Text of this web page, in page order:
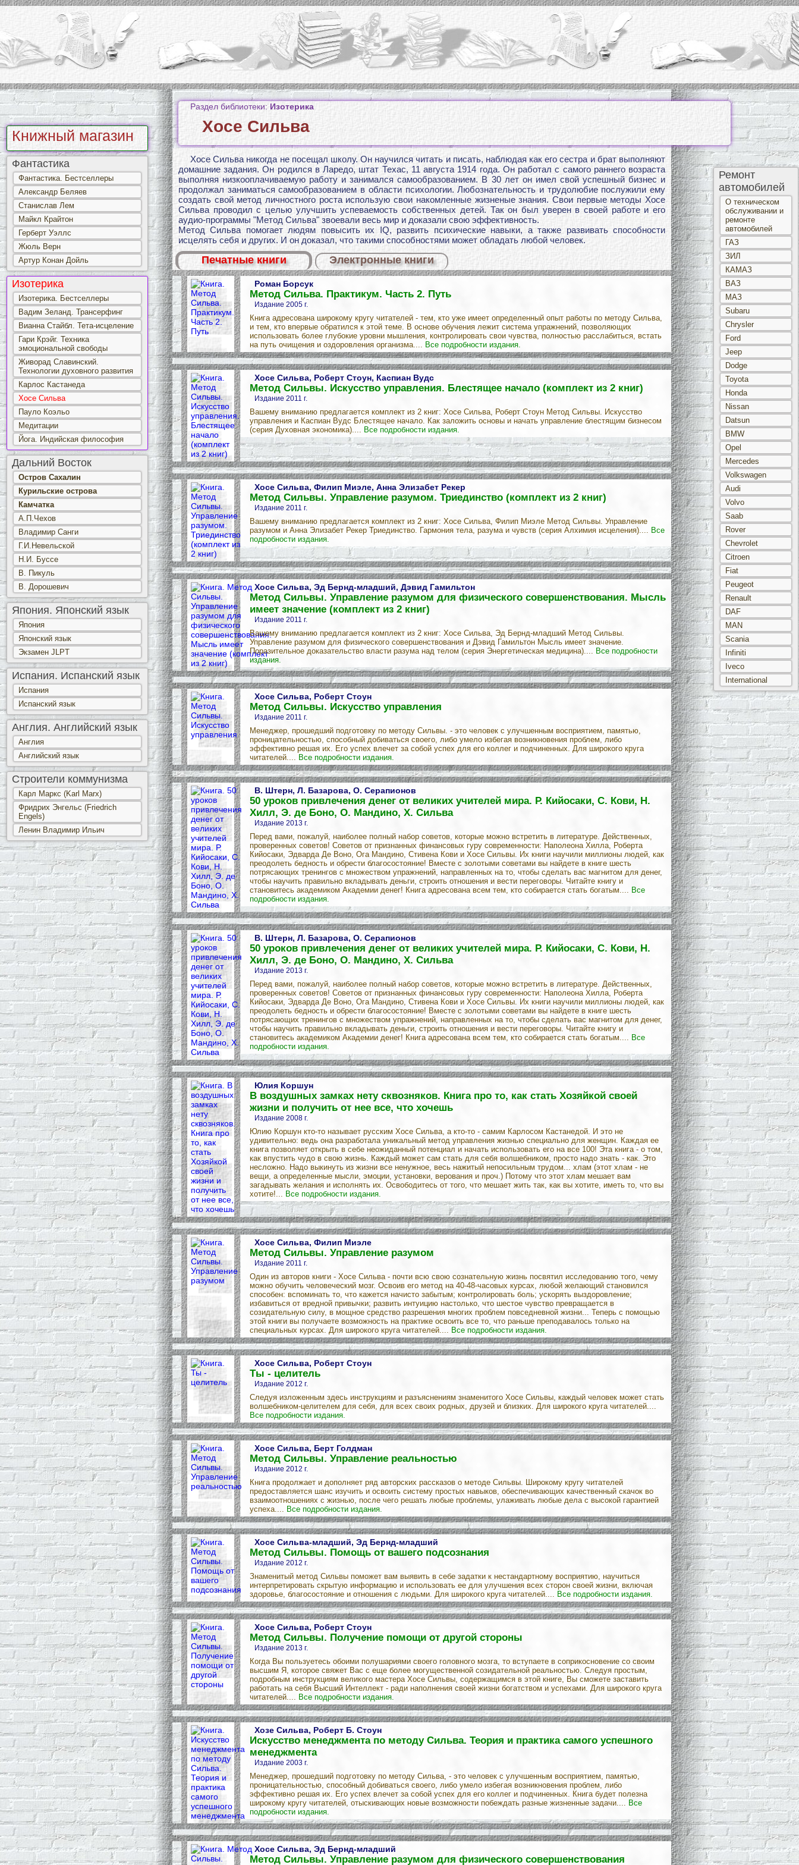
Книжный магазин
Фантастика
Фантастика. Бестселлеры
Александр Беляев
Станислав Лем
Майкл Крайтон
Герберт Уэллс
Жюль Верн
Артур Конан Дойль
Изотерика
Изотерика. Бестселлеры
Вадим Зеланд. Трансерфинг
Вианна Стайбл. Тета-исцеление
Гари Крэйг. Техника
эмоциональной свободы
Живорад Славинский.
Технологии духовного развития
Карлос Кастанеда
Хосе Сильва
Пауло Коэльо
Медитации
Йога. Индийская философия
Дальний Восток
Остров Сахалин
Курильские острова
Камчатка
А.П.Чехов
Владимир Санги
Г.И.Невельской
Н.И. Буссе
В. Пикуль
В. Дорошевич
Япония. Японский язык
Япония
Японский язык
Экзамен JLPT
Испания. Испанский язык
Испания
Испанский язык
Англия. Английский язык
Англия
Английский язык
Строители коммунизма
Карл Маркс (Karl Marx)
Фридрих Энгельс (Friedrich
Engels)
Ленин Владимир Ильич
Ремонт
автомобилей
О техническом
обслуживании и
ремонте
автомобилей
ГАЗ
ЗИЛ
КАМАЗ
ВАЗ
МАЗ
Subaru
Chrysler
Ford
Jeep
Dodge
Toyota
Honda
Nissan
Datsun
BMW
Opel
Mercedes
Volkswagen
Audi
Volvo
Saab
Rover
Chevrolet
Citroen
Fiat
Peugeot
Renault
DAF
MAN
Scania
Infiniti
Iveco
International
Раздел библиотеки: Изотерика
Хосе Сильва
Хосе Сильва никогда не посещал школу. Он научился читать и писать, наблюдая как его сестра и брат выполняют
домашние задания. Он родился в Ларедо, штат Техас, 11 августа 1914 года. Он работал с самого раннего возраста
выполняя низкооплачиваемую работу и занимался самообразованием. В 30 лет он имел свой успешный бизнес и
продолжал заниматься самообразованием в области психологии. Любознательность и трудолюбие послужили ему
создать свой метод личностного роста использую свои накомленные жизненые знания. Свои первые методы Хосе
Сильва проводил с целью улучшить успеваемость собственных детей. Так он был уверен в своей работе и его
аудио-программы "Метод Сильва" звоевали весь мир и доказали свою эффективность.
Метод Сильва помогает людям повысить их IQ, развить психические навыки, а также развивать способности
исцелять себя и других. И он доказал, что такими способностями может обладать любой человек.
Печатные книги Электронные книги
Роман Борсук
Метод Сильва. Практикум. Часть 2. Путь
Издание 2005 г.
Книга адресована широкому кругу читателей - тем, кто уже имеет определенный опыт работы по методу Сильва,
и тем, кто впервые обратился к этой теме. В основе обучения лежит система упражнений, позволяющих
использовать более глубокие уровни мышления, контролировать свои чувства, полностью расслабиться, встать
на путь очищения и оздоровления организма.... Все подробности издания.
Хосе Сильва, Роберт Стоун, Каспиан Вудс
Метод Сильвы. Искусство управления. Блестящее начало (комплект из 2 книг)
Издание 2011 г.
Вашему вниманию предлагается комплект из 2 книг: Хосе Сильва, Роберт Стоун Метод Сильвы. Искусство
управления и Каспиан Вудс Блестящее начало. Как заложить основы и начать управление блестящим бизнесом
(серия Духовная экономика).... Все подробности издания.
Хосе Сильва, Филип Миэле, Анна Элизабет Рекер
Метод Сильвы. Управление разумом. Триединство (комплект из 2 книг)
Издание 2011 г.
Вашему вниманию предлагается комплект из 2 книг: Хосе Сильва, Филип Миэле Метод Сильвы. Управление
разумом и Анна Элизабет Рекер Триединство. Гармония тела, разума и чувств (серия Алхимия исцеления).... Все
подробности издания.
Хосе Сильва, Эд Бернд-младший, Дэвид Гамильтон
Метод Сильвы. Управление разумом для физического совершенствования. Мысль
имеет значение (комплект из 2 книг)
Издание 2011 г.
Вашему вниманию предлагается комплект из 2 книг: Хосе Сильва, Эд Бернд-младший Метод Сильвы.
Управление разумом для физического совершенствования и Дэвид Гамильтон Мысль имеет значение.
Поразительное доказательство власти разума над телом (серия Энергетическая медицина).... Все подробности
издания.
Хосе Сильва, Роберт Стоун
Метод Сильвы. Искусство управления
Издание 2011 г.
Менеджер, прошедший подготовку по методу Сильвы. - это человек с улучшенным восприятием, памятью,
проницательностью, способный добиваться своего, либо умело избегая возникновения проблем, либо
эффективно решая их. Его успех влечет за собой успех для его коллег и подчиненных. Для широкого круга
читателей.... Все подробности издания.
В. Штерн, Л. Базарова, О. Серапионов
50 уроков привлечения денег от великих учителей мира. Р. Кийосаки, С. Кови, Н.
Хилл, Э. де Боно, О. Мандино, Х. Сильва
Издание 2013 г.
Перед вами, пожалуй, наиболее полный набор советов, которые можно встретить в литературе. Действенных,
проверенных советов! Советов от признанных финансовых гуру современности: Наполеона Хилла, Роберта
Кийосаки, Эдварда Де Воно, Ога Мандино, Стивена Кови и Хосе Сильвы. Их книги научили миллионы людей, как
преодолеть бедность и обрести благосостояние! Вместе с золотыми советами вы найдете в книге шесть
потрясающих тренингов с множеством упражнений, направленных на то, чтобы сделать вас магнитом для денег,
чтобы научить правильно вкладывать деньги, строить отношения и вести переговоры. Читайте книгу и
становитесь академиком Академии денег! Книга адресована всем тем, кто собирается стать богатым.... Все
подробности издания.
В. Штерн, Л. Базарова, О. Серапионов
50 уроков привлечения денег от великих учителей мира. Р. Кийосаки, С. Кови, Н.
Хилл, Э. де Боно, О. Мандино, Х. Сильва
Издание 2013 г.
Перед вами, пожалуй, наиболее полный набор советов, которые можно встретить в литературе. Действенных,
проверенных советов! Советов от признанных финансовых гуру современности: Наполеона Хилла, Роберта
Кийосаки, Эдварда Де Воно, Ога Мандино, Стивена Кови и Хосе Сильвы. Их книги научили миллионы людей, как
преодолеть бедность и обрести благосостояние! Вместе с золотыми советами вы найдете в книге шесть
потрясающих тренингов с множеством упражнений, направленных на то, чтобы сделать вас магнитом для денег,
чтобы научить правильно вкладывать деньги, строить отношения и вести переговоры. Читайте книгу и
становитесь академиком Академии денег! Книга адресована всем тем, кто собирается стать богатым.... Все
подробности издания.
Юлия Коршун
В воздушных замках нету сквозняков. Книга про то, как стать Хозяйкой своей
жизни и получить от нее все, что хочешь
Издание 2008 г.
Юлию Коршун кто-то называет русским Хосе Сильва, а кто-то - самим Карлосом Кастанедой. И это не
удивительно: ведь она разработала уникальный метод управления жизнью специально для женщин. Каждая ее
книга позволяет открыть в себе неожиданный потенциал и начать использовать его на все 100! Эта книга - о том,
как впустить чудо в свою жизнь. Каждый может сам стать для себя волшебником, просто надо знать - как. Это
несложно. Надо выкинуть из жизни все ненужное, весь нажитый непосильным трудом... хлам (этот хлам - не
вещи, а определенные мысли, эмоции, установки, верования и проч.) Потому что этот хлам мешает вам
загадывать желания и исполнять их. Освободитесь от того, что мешает жить так, как вы хотите, иметь то, что вы
хотите!... Все подробности издания.
Хосе Сильва, Филип Миэле
Метод Сильвы. Управление разумом
Издание 2011 г.
Один из авторов книги - Хосе Сильва - почти всю свою сознательную жизнь посвятил исследованию того, чему
можно обучить человеческий мозг. Освоив его метод на 40-48-часовых курсах, любой желающий становился
способен: вспоминать то, что кажется начисто забытым; контролировать боль; ускорять выздоровление;
избавиться от вредной привычки; развить интуицию настолько, что шестое чувство превращается в
созидательную силу, в мощное средство разрешения многих проблем повседневной жизни... Теперь с помощью
этой книги вы получаете возможность на практике освоить все то, что раньше преподавалось только на
специальных курсах. Для широкого круга читателей.... Все подробности издания.
Хосе Сильва, Роберт Стоун
Ты - целитель
Издание 2012 г.
Следуя изложенным здесь инструкциям и разъяснениям знаменитого Хосе Сильвы, каждый человек может стать
волшебником-целителем для себя, для всех своих родных, друзей и близких. Для широкого круга читателей....
Все подробности издания.
Хосе Сильва, Берт Голдман
Метод Сильвы. Управление реальностью
Издание 2012 г.
Книга продолжает и дополняет ряд авторских рассказов о методе Сильвы. Широкому кругу читателей
предоставляется шанс изучить и освоить систему простых навыков, обеспечивающих качественный скачок во
взаимоотношениях с жизнью, после чего решать любые проблемы, улаживать любые дела с высокой гарантией
успеха.... Все подробности издания.
Хосе Сильва-младший, Эд Бернд-младший
Метод Сильвы. Помощь от вашего подсознания
Издание 2012 г.
Знаменитый метод Сильвы поможет вам выявить в себе задатки к нестандартному восприятию, научиться
интерпретировать скрытую информацию и использовать ее для улучшения всех сторон своей жизни, включая
здоровье, благосостояние и отношения с людьми. Для широкого круга читателей.... Все подробности издания.
Хосе Сильва, Роберт Стоун
Метод Сильвы. Получение помощи от другой стороны
Издание 2013 г.
Когда Вы пользуетесь обоими полушариями своего головного мозга, то вступаете в соприкосновение со своим
высшим Я, которое свяжет Вас с еще более могущественной созидательной реальностью. Следуя простым,
подробным инструкциям великого мастера Хосе Сильвы, содержащимся в этой книге, Вы сможете заставить
работать на себя Высший Интеллект - ради наполнения своей жизни богатством и успехами. Для широкого круга
читателей.... Все подробности издания.
Хозе Сильва, Роберт Б. Стоун
Искусство менеджмента по методу Сильва. Теория и практика самого успешного
менеджмента
Издание 2003 г.
Менеджер, прошедший подготовку по методу Сильва, - это человек с улучшенным восприятием, памятью,
проницательностью, способный добиваться своего, либо умело избегая возникновения проблем, либо
эффективно решая их. Его успех влечет за собой успех для его коллег и подчиненных. Книга будет полезна
широкому кругу читателей, отыскивающих новые возможности побеждать разные жизненные задачи.... Все
подробности издания.
Хосе Сильва, Эд Бернд-младший
Метод Сильвы. Управление разумом для физического совершенствования